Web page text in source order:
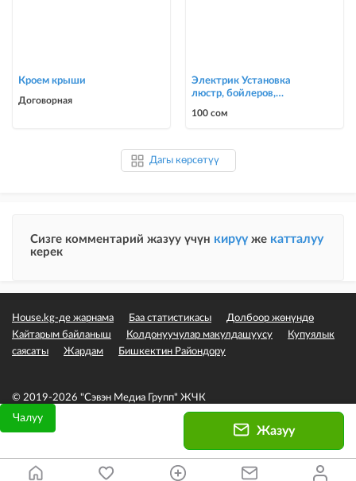
Чалуу
Жазуу
Кроем крыши
Договорная
Электрик Установка
люстр, бойлеров,
0700303090
100 сом
Дагы көрсөтүү
Сизге комментарий жазуу үчүн кирүү же катталуу
керек
House.kg-де жарнама Баа статистикасы
Долбоор жөнүндө
Кайтарым байланыш
Колдонуучулар макулдашуусу
Купуялык
саясаты
Жардам Бишкектин Райондору
© 2019-2026 "Сэвэн Медиа Групп" ЖЧК